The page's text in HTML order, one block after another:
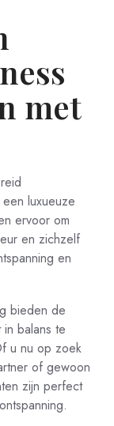
met
luxueuze
ervoor om
en zichzelf
en
bieden de
balans te
u nu op zoek
of gewoon
zijn perfect